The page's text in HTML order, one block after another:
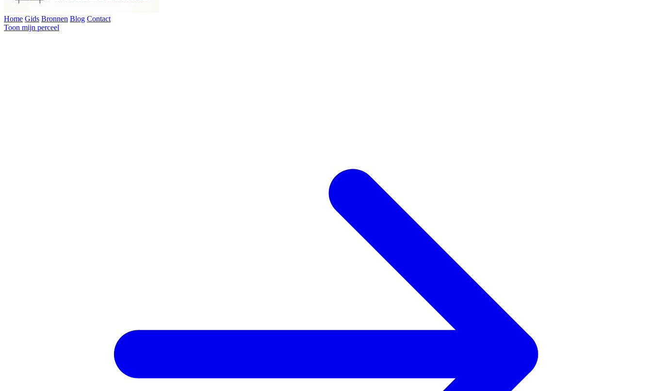
Home Gids Bronnen Blog Contact
Toon mijn perceel